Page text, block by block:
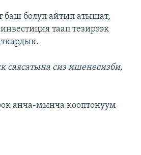
баш болуп айтып атышат,
таап тезирээк
саясатына сиз ишенесизби,
анча-мынча кооптонуум